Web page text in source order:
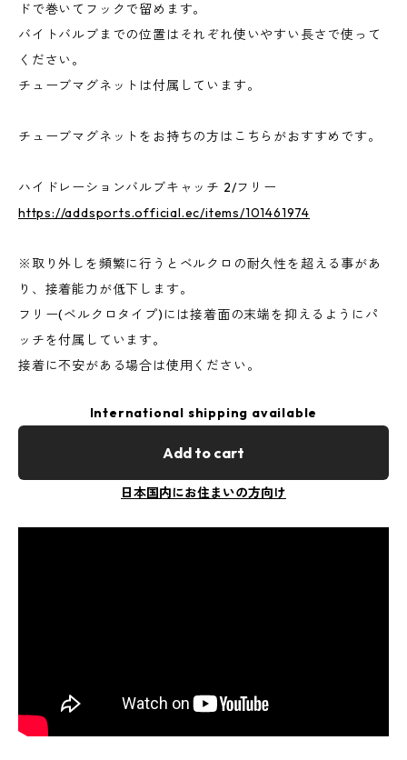
ドで巻いてフックで留めます。
バイトバルブまでの位置はそれぞれ使いやすい長さで使って
ください。
チューブマグネットは付属しています。
チューブマグネットをお持ちの方はこちらがおすすめです。
ハイドレーションバルブキャッチ 2/フリー
https://addsports.official.ec/items/101461974
※取り外しを頻繁に行うとベルクロの耐久性を超える事があ
り、接着能力が低下します。
フリー(ベルクロタイプ)には接着面の末端を抑えるようにパ
ッチを付属しています。
接着に不安がある場合は使用ください。
International shipping available
Add to cart
日本国内にお住まいの方向け